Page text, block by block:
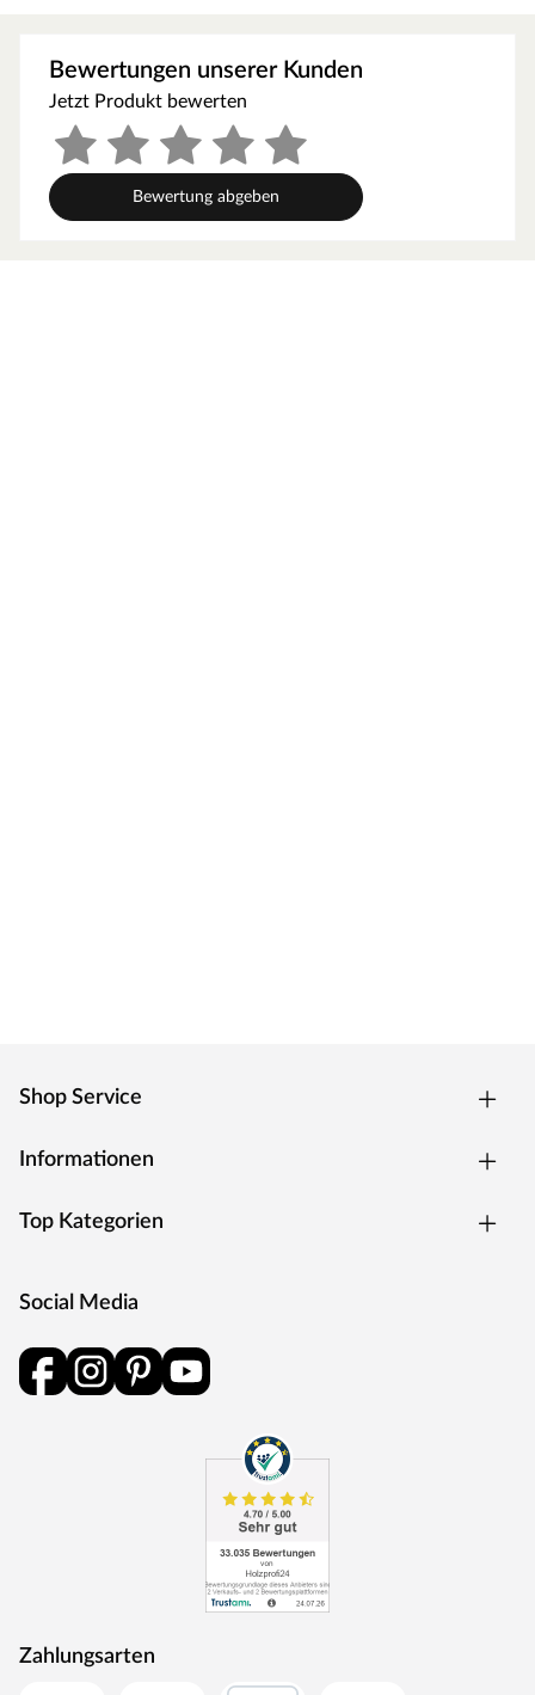
höchste Stabilität und Sicherheit für ihr Kind. Zur
Befestigung empfehlen wir Ihnen 2 Schaukelanker.
Dank vormontierter Elemente ist das Spielhaus schnell
aufgebaut.
Zugelassenes Gesamtgewicht
Das zugelassene Gesamtgewicht für diese
Bewertungen unserer Kunden
Jetzt Produkt bewerten
Bewertung abgeben
Shop Service
Informationen
Top Kategorien
Social Media
Zahlungsarten